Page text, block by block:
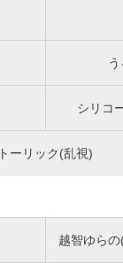
シリコ
トーリック(乱視)
越智ゆら